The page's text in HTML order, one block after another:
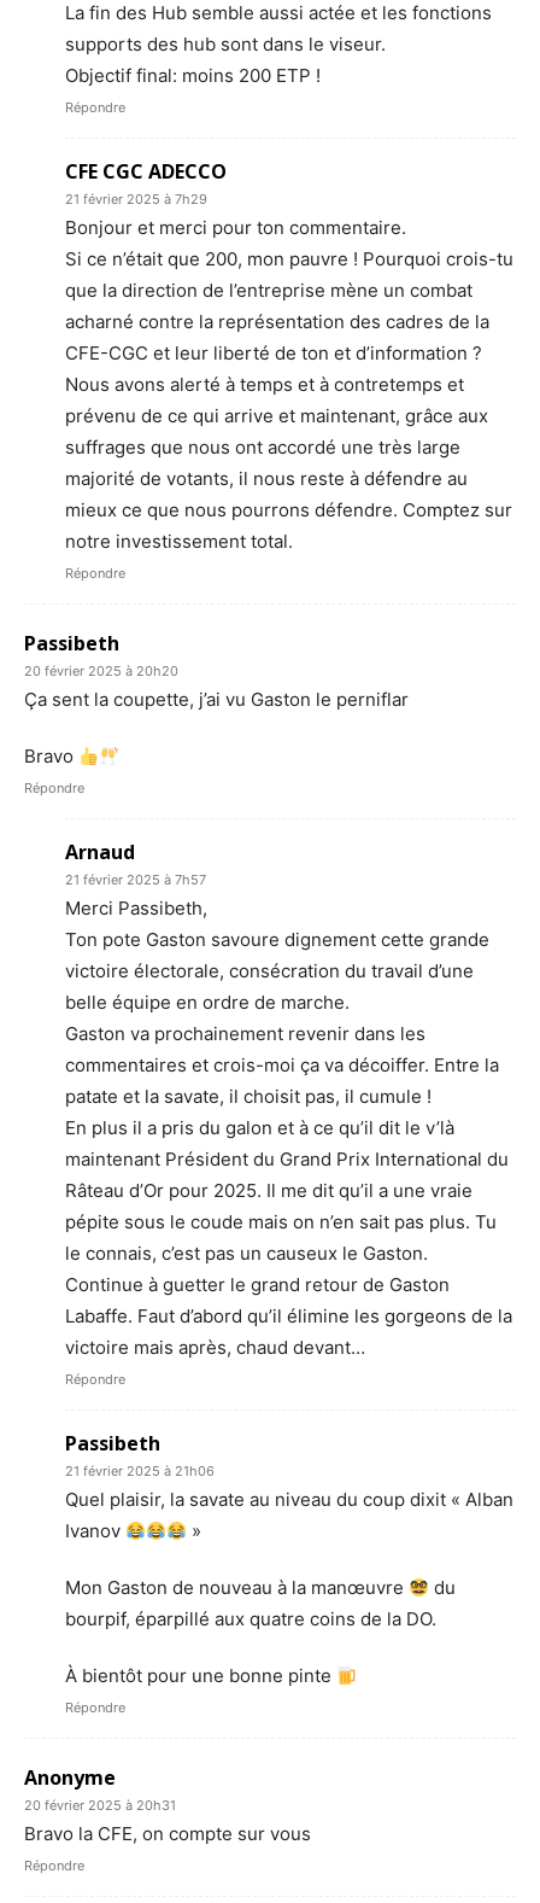
La fin des Hub semble aussi actée et les fonctions
supports des hub sont dans le viseur.
Objectif final: moins 200 ETP !
Répondre
CFE CGC ADECCO
21 février 2025 à 7h29
Bonjour et merci pour ton commentaire.
Si ce n’était que 200, mon pauvre ! Pourquoi crois-tu
que la direction de l’entreprise mène un combat
acharné contre la représentation des cadres de la
CFE-CGC et leur liberté de ton et d’information ?
Nous avons alerté à temps et à contretemps et
prévenu de ce qui arrive et maintenant, grâce aux
suffrages que nous ont accordé une très large
majorité de votants, il nous reste à défendre au
mieux ce que nous pourrons défendre. Comptez sur
notre investissement total.
Répondre
Passibeth
20 février 2025 à 20h20
Ça sent la coupette, j’ai vu Gaston le perniflar
Bravo
Répondre
Arnaud
21 février 2025 à 7h57
Merci Passibeth,
Ton pote Gaston savoure dignement cette grande
victoire électorale, consécration du travail d’une
belle équipe en ordre de marche.
Gaston va prochainement revenir dans les
commentaires et crois-moi ça va décoiffer. Entre la
patate et la savate, il choisit pas, il cumule !
En plus il a pris du galon et à ce qu’il dit le v’là
maintenant Président du Grand Prix International du
Râteau d’Or pour 2025. Il me dit qu’il a une vraie
pépite sous le coude mais on n’en sait pas plus. Tu
le connais, c’est pas un causeux le Gaston.
Continue à guetter le grand retour de Gaston
Labaffe. Faut d’abord qu’il élimine les gorgeons de la
victoire mais après, chaud devant…
Répondre
Passibeth
21 février 2025 à 21h06
Quel plaisir, la savate au niveau du coup dixit « Alban
Ivanov
»
Mon Gaston de nouveau à la manœuvre
du
bourpif, éparpillé aux quatre coins de la DO.
À bientôt pour une bonne pinte
Répondre
Anonyme
20 février 2025 à 20h31
Bravo la CFE, on compte sur vous
Répondre